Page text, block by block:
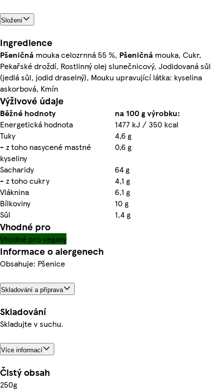
Složení
Ingredience
Pšeničná mouka celozrnná 55 %, Pšeničná mouka, Cukr,
Pekařské droždí, Rostlinný olej slunečnicový, Jodidovaná sůl
(jedlá sůl, jodid draselný), Mouku upravující látka: kyselina
askorbová, Kmín
Výživové údaje
Běžné hodnoty
na 100 g výrobku:
Energetická hodnota
1477 kJ / 350 kcal
Tuky
4,6 g
- z toho nasycené mastné
kyseliny
0,6 g
Sacharidy
64 g
- z toho cukry
4,1 g
Vláknina
6,1 g
Bílkoviny
10 g
Sůl
1,4 g
Vhodné pro
Vhodné pro vegany
Informace o alergenech
Obsahuje: Pšenice
Skladování a příprava
Skladování
Skladujte v suchu.
Více informací
Čistý obsah
250g